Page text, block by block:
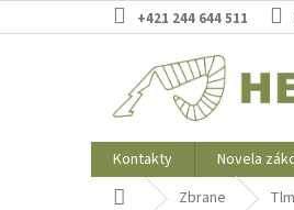
na
+421 244 644 511
Kontakty Novela
Domov Zbrane